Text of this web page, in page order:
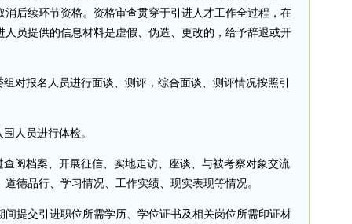
后续环节资格。资格审查贯穿于引进人才工作全过程，在
员提供的信息材料是虚假、伪造、更改的，给予辞退或开
对报名人员进行面谈、测评，综合面谈、测评情况按照引
人员进行体检。
阅档案、开展征信、实地走访、座谈、与被考察对象交流
德品行、学习情况、工作实绩、现实表现等情况。
提交引进职位所需学历、学位证书及相关岗位所需印证材